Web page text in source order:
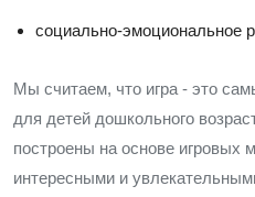
социально-эмоциональное
Мы считаем, что игра - это
для детей дошкольного
построены на основе игровых
интересными и